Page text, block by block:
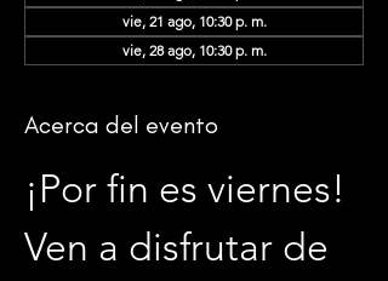
vie, 21 ago, 10:30 p. m.
vie, 28 ago, 10:30 p. m.
Acerca del evento
¡Por fin es viernes!
Ven a disfrutar de